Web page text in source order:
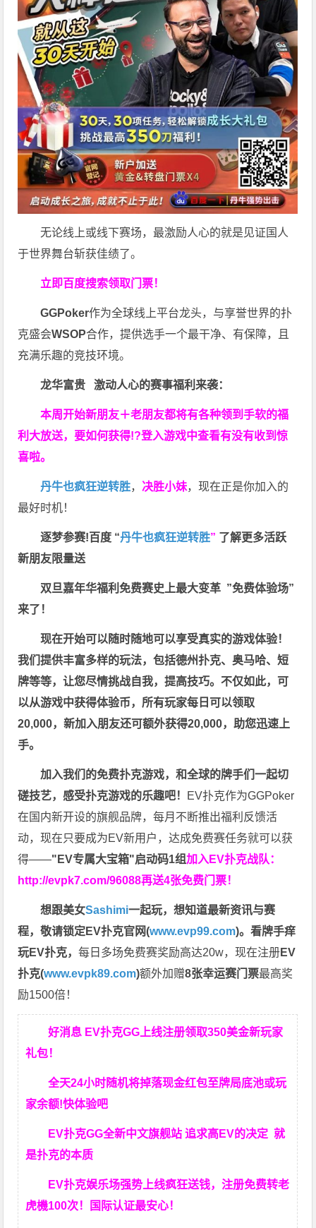
无论线上或线下赛场，最激励人心的就是见证国人
于世界舞台斩获佳绩了。
立即百度搜索领取门票！
GGPoker作为全球线上平台龙头，与享誉世界的扑
克盛会WSOP合作，提供选手一个最干净、有保障，且
充满乐趣的竞技环境。
龙华富贵 激动人心的赛事福利来袭：
本周开始新朋友＋老朋友都将有各种领到手软的福
利大放送，要如何获得!?登入游戏中查看有没有收到惊
喜啦。
丹牛也疯狂逆转胜， 决胜小妹，现在正是你加入的
最好时机！
逐梦参赛!百度 “丹牛也疯狂逆转胜” 了解更多活跃
新朋友限量送
双旦嘉年华福利免费赛史上最大变革 ”免费体验场”
来了！
现在开始可以随时随地可以享受真实的游戏体验！
我们提供丰富多样的玩法，包括德州扑克、奥马哈、短
牌等等，让您尽情挑战自我，提高技巧。不仅如此， 可
以从游戏中获得体验币，所有玩家每日可以领取
20,000，新加入朋友还可额外获得20,000，助您迅速上
手。
加入我们的免费扑克游戏，和全球的牌手们一起切
磋技艺，感受扑克游戏的乐趣吧！ EV扑克作为GGPoker
在国内新开设的旗舰品牌，每月不断推出福利反馈活
动，现在只要成为EV新用户，达成免费赛任务就可以获
得——"EV专属大宝箱"启动码1组加入EV扑克战队：
http://evpk7.com/96088再送4张免费门票！
想跟美女Sashimi一起玩，想知道最新资讯与赛
程，敬请锁定EV扑克官网(www.evp99.com)。看牌手痒
玩EV扑克，每日多场免费赛奖励高达20w，现在注册EV
扑克(www.evpk89.com)额外加赠8张幸运赛门票最高奖
励1500倍！
好消息 EV扑克GG上线注册领取350美金新玩家
礼包！
全天24小时随机将掉落现金红包至牌局底池或玩
家余额!快体验吧
EV扑克GG全新中文旗舰站 追求高EV的决定就
是扑克的本质
EV扑克娱乐场强势上线疯狂送钱，注册免费转老
虎機100次！国际认证最安心！